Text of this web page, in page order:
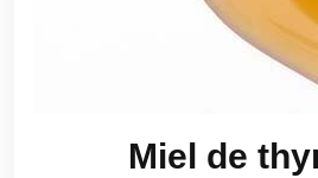
Miel de